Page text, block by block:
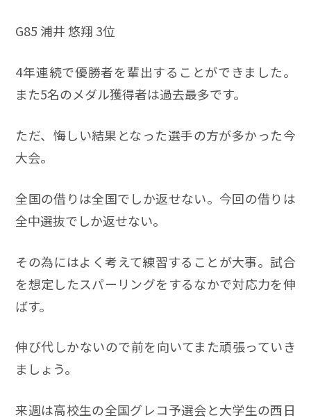
G85 浦井 悠翔 3位
4年連続で優勝者を輩出することができました。
また5名のメダル獲得者は過去最多です。
ただ、悔しい結果となった選手の方が多かった今
大会。
全国の借りは全国でしか返せない。今回の借りは
全中選抜でしか返せない。
その為にはよく考えて練習することが大事。試合
を想定したスパーリングをするなかで対応力を伸
ばす。
伸び代しかないので前を向いてまた頑張っていき
ましょう。
来週は高校生の全国グレコ予選会と大学生の西日